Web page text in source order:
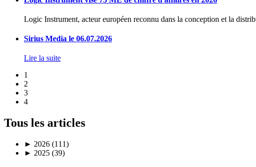
Logic Instrument, acteur européen reconnu dans la conception et la
Sirius Media le 06.07.2026
Lire la suite
1
2
3
4
Tous les articles
► 2026 (111)
► 2025 (39)